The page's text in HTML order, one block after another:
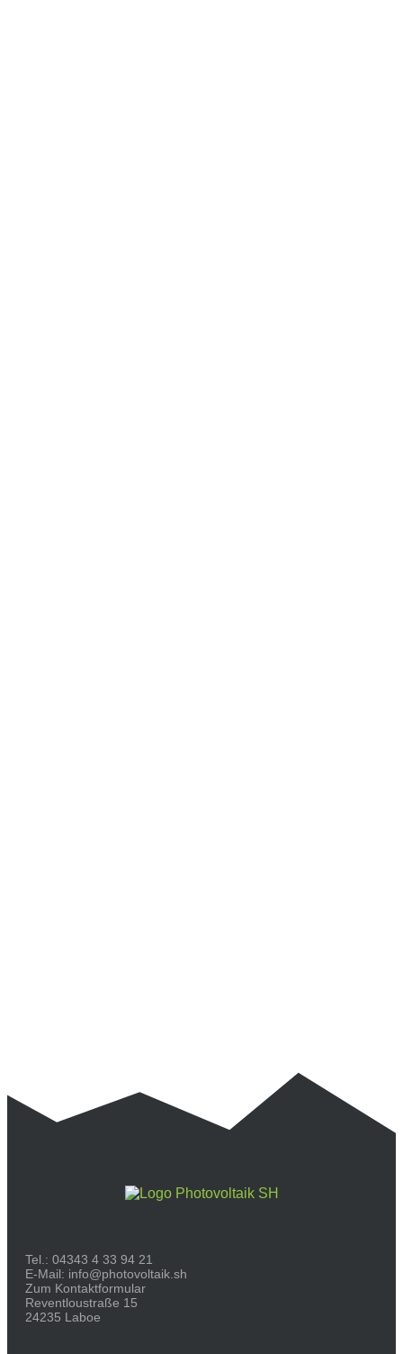
Tel.: 04343 4 33 94 21
E-Mail: info@photovoltaik.sh
Zum Kontaktformular
Reventloustraße 15
24235 Laboe